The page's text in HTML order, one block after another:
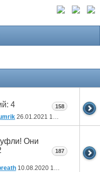
26.01.2021 18:27
158
Они
10.08.2020 18:28
187